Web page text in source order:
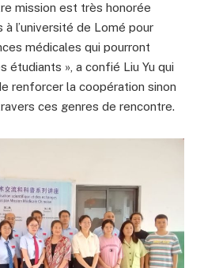
mission est très honorée
à l’université de Lomé pour
médicales qui pourront
étudiants », a confié Liu Yu qui
renforcer la coopération sinon
ces genres de rencontre.